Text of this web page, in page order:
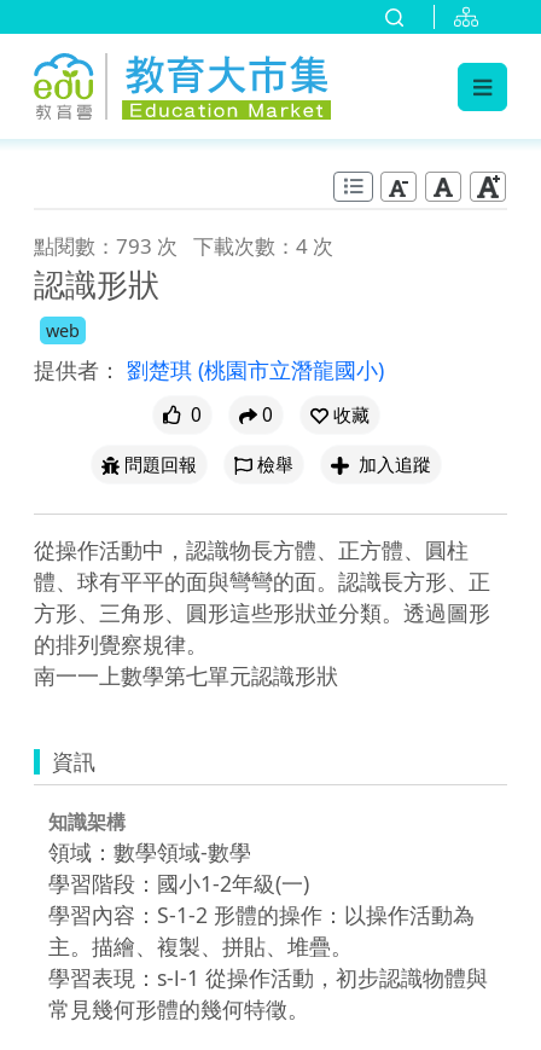
點閱數：793 次 下載次數：4 次
認識形狀
web
提供者： 劉楚琪 (桃園市立潛龍國小)
0 0
收藏
問題回報
檢舉 加入追蹤
從操作活動中，認識物長方體、正方體、圓柱
體、球有平平的面與彎彎的面。認識長方形、正
方形、三角形、圓形這些形狀並分類。透過圖形
的排列覺察規律。
南一一上數學第七單元認識形狀
資訊
知識架構
領域：數學領域-數學
學習階段：國小1-2年級(一)
學習內容：S-1-2 形體的操作：以操作活動為
主。描繪、複製、拼貼、堆疊。
學習表現：s-Ⅰ-1 從操作活動，初步認識物體與
常見幾何形體的幾何特徵。